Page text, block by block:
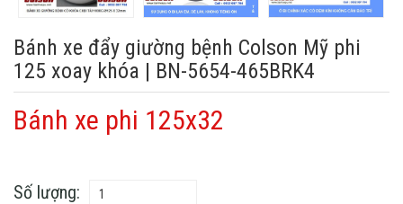
Bánh xe đẩy giường bệnh Colson Mỹ phi
125 xoay khóa | BN-5654-465BRK4
Bánh xe phi 125x32
Số lượng: